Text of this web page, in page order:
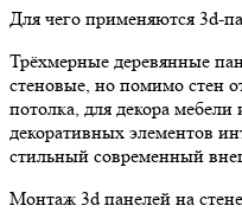
Для чего применяются 3d-
Трёхмерные деревянные
стеновые, но помимо стен
потолка, для декора
декоративных элементов
стильный современный
Монтаж 3d панелей на стене